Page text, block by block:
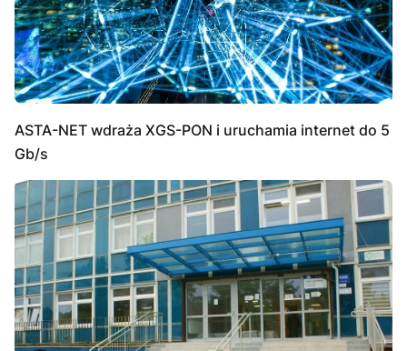
ASTA-NET wdraża XGS-PON i uruchamia internet do 5
Gb/s